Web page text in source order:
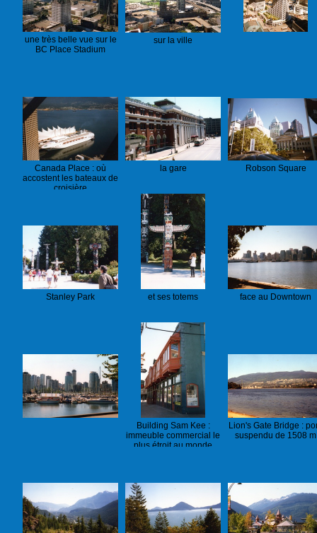
une très belle vue sur le
BC Place Stadium
sur la ville
Canada Place : où
accostent les bateaux de
croisière
la gare Robson Square
Stanley Park et ses totems face au Downtown
Building Sam Kee :
immeuble commercial le
plus étroit au monde
Lion's Gate Bridge :
suspendu de 1508 m